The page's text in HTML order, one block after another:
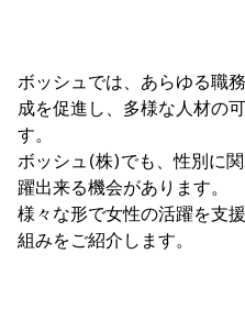
ボッシュでは、あらゆる職
成を促進し、多様な人材の
す。
ボッシュ(株)でも、性別に
躍出来る機会があります。
様々な形で女性の活躍を支
組みをご紹介します。